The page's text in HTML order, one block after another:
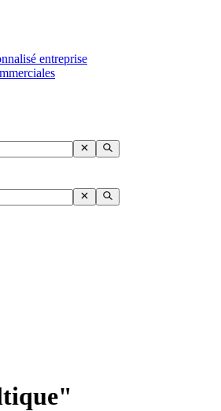
entreprise
"